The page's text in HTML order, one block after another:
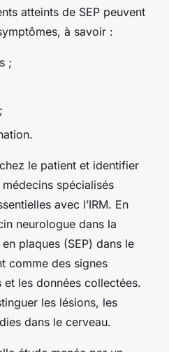
atteints de SEP peuvent
à savoir :
;
le patient et identifier
spécialisés
avec l’IRM. En
neurologue dans la
plaques (SEP) dans le
comme des signes
les données collectées.
les lésions, les
dans le cerveau.